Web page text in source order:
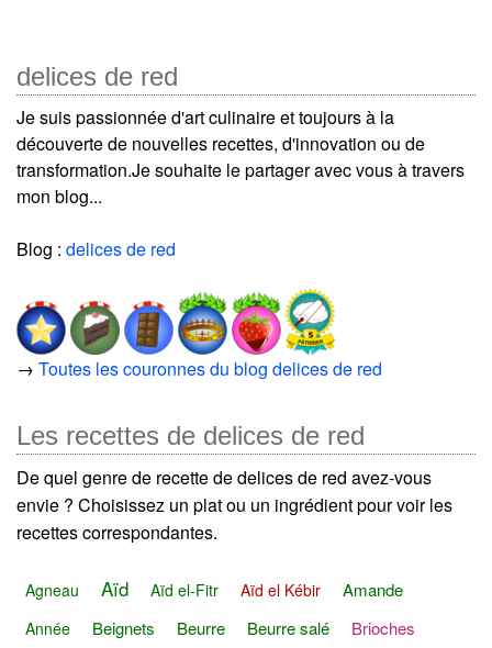
delices de red
Je suis passionnée d'art culinaire et toujours à la
découverte de nouvelles recettes, d'innovation ou de
transformation.Je souhaite le partager avec vous à travers
mon blog...
Blog : delices de red
→ Toutes les couronnes du blog delices de red
Les recettes de delices de red
De quel genre de recette de delices de red avez-vous
envie ? Choisissez un plat ou un ingrédient pour voir les
recettes correspondantes.
Agneau Aïd Aïd el-Fitr Aïd el Kébir Amande
Année Beignets Beurre Beurre salé Brioches